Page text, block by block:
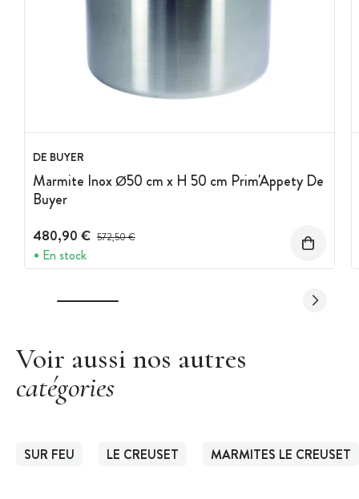
DE BUYER
Marmite Inox Ø50 cm x H 50 cm Prim'Appety De
Buyer
480,90 € Prix avant réduction :
572,50 €
En stock
Voir aussi nos autres
catégories
SUR FEU LE CREUSET MARMITES LE CREUSET